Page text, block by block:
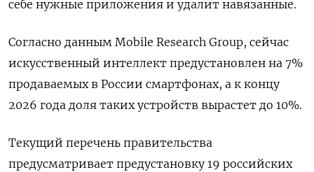
себе нужные приложения и удалит навязанные.
Согласно данным Mobile Research Group, сейчас
искусственный интеллект предустановлен на 7%
продаваемых в России смартфонах, а к концу
2026 года доля таких устройств вырастет до 10%.
Текущий перечень правительства
предусматривает предустановку 19 российских